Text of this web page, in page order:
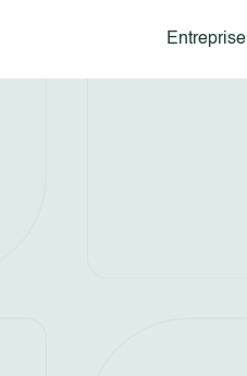
Entreprise